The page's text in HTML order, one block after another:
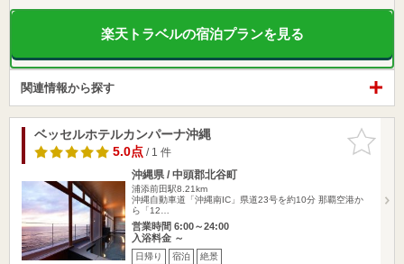
楽天トラベルの宿泊プランを見る
関連情報から探す
お気に入
りに追加
ベッセルホテルカンパーナ沖縄
5.0点/ 1 件
沖縄県 / 中頭郡北谷町
浦添前田駅8.21km
沖縄自動車道「沖縄南IC」県道23号を約10分 那覇空港か
ら「12…
営業時間 6:00～24:00
入浴料金 ～
日帰り 宿泊 絶景